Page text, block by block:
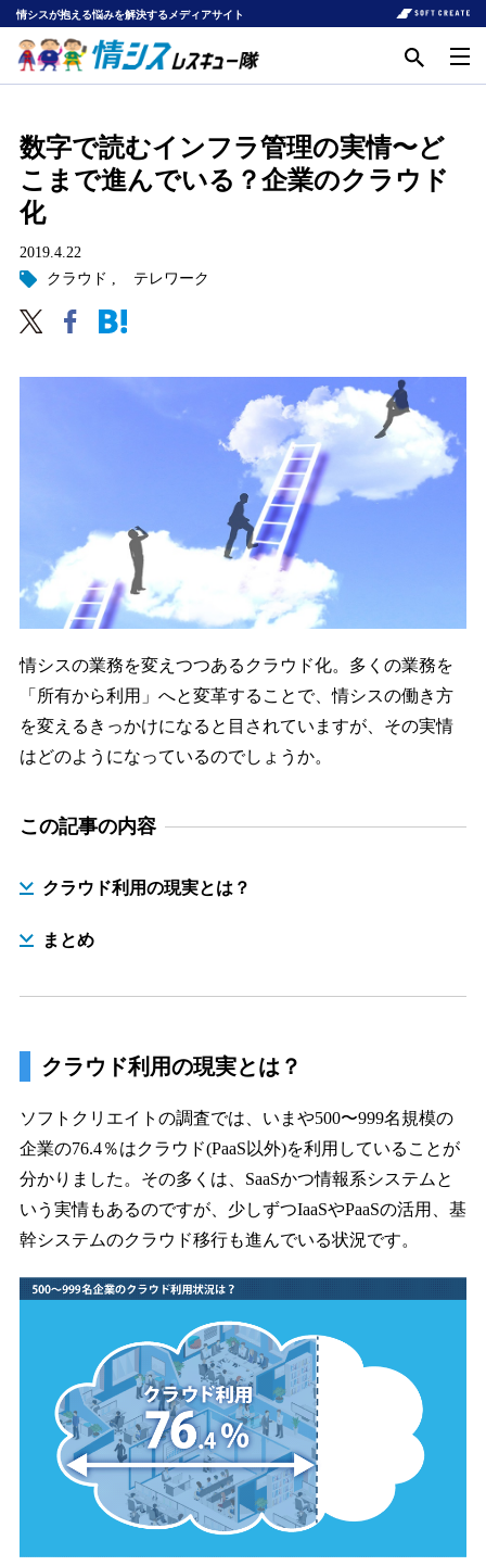
情シスが抱える悩みを解決するメディアサイト
数字で読むインフラ管理の実情〜ど
こまで進んでいる？企業のクラウド
化
2019.4.22
クラウド
テレワーク
情シスの業務を変えつつあるクラウド化。多くの業務を
「所有から利用」へと変革することで、情シスの働き方
を変えるきっかけになると目されていますが、その実情
はどのようになっているのでしょうか。
この記事の内容
クラウド利用の現実とは？
まとめ
クラウド利用の現実とは？
ソフトクリエイトの調査では、いまや500〜999名規模の
企業の76.4％はクラウド(PaaS以外)を利用していることが
分かりました。その多くは、SaaSかつ情報系システムと
いう実情もあるのですが、少しずつIaaSやPaaSの活用、基
幹システムのクラウド移行も進んでいる状況です。